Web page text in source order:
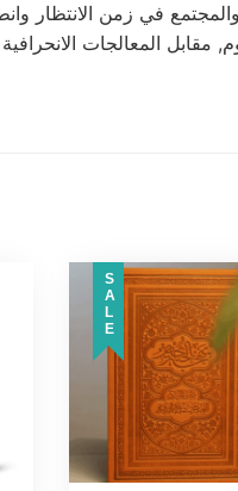
في زمن الانتظار
مقابل المعالجات الانحرافية
SALE